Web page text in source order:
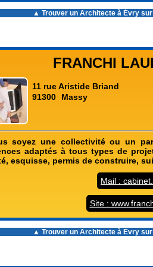
▲ Trouver un Architecte à Évry
FRANCHI
11 rue Aristide Briand
91300
Massy
soyez une collectivité ou un
adaptés à tous types de
esquisse, permis de construire,
Mail :
Site :
▲ Trouver un Architecte à Évry